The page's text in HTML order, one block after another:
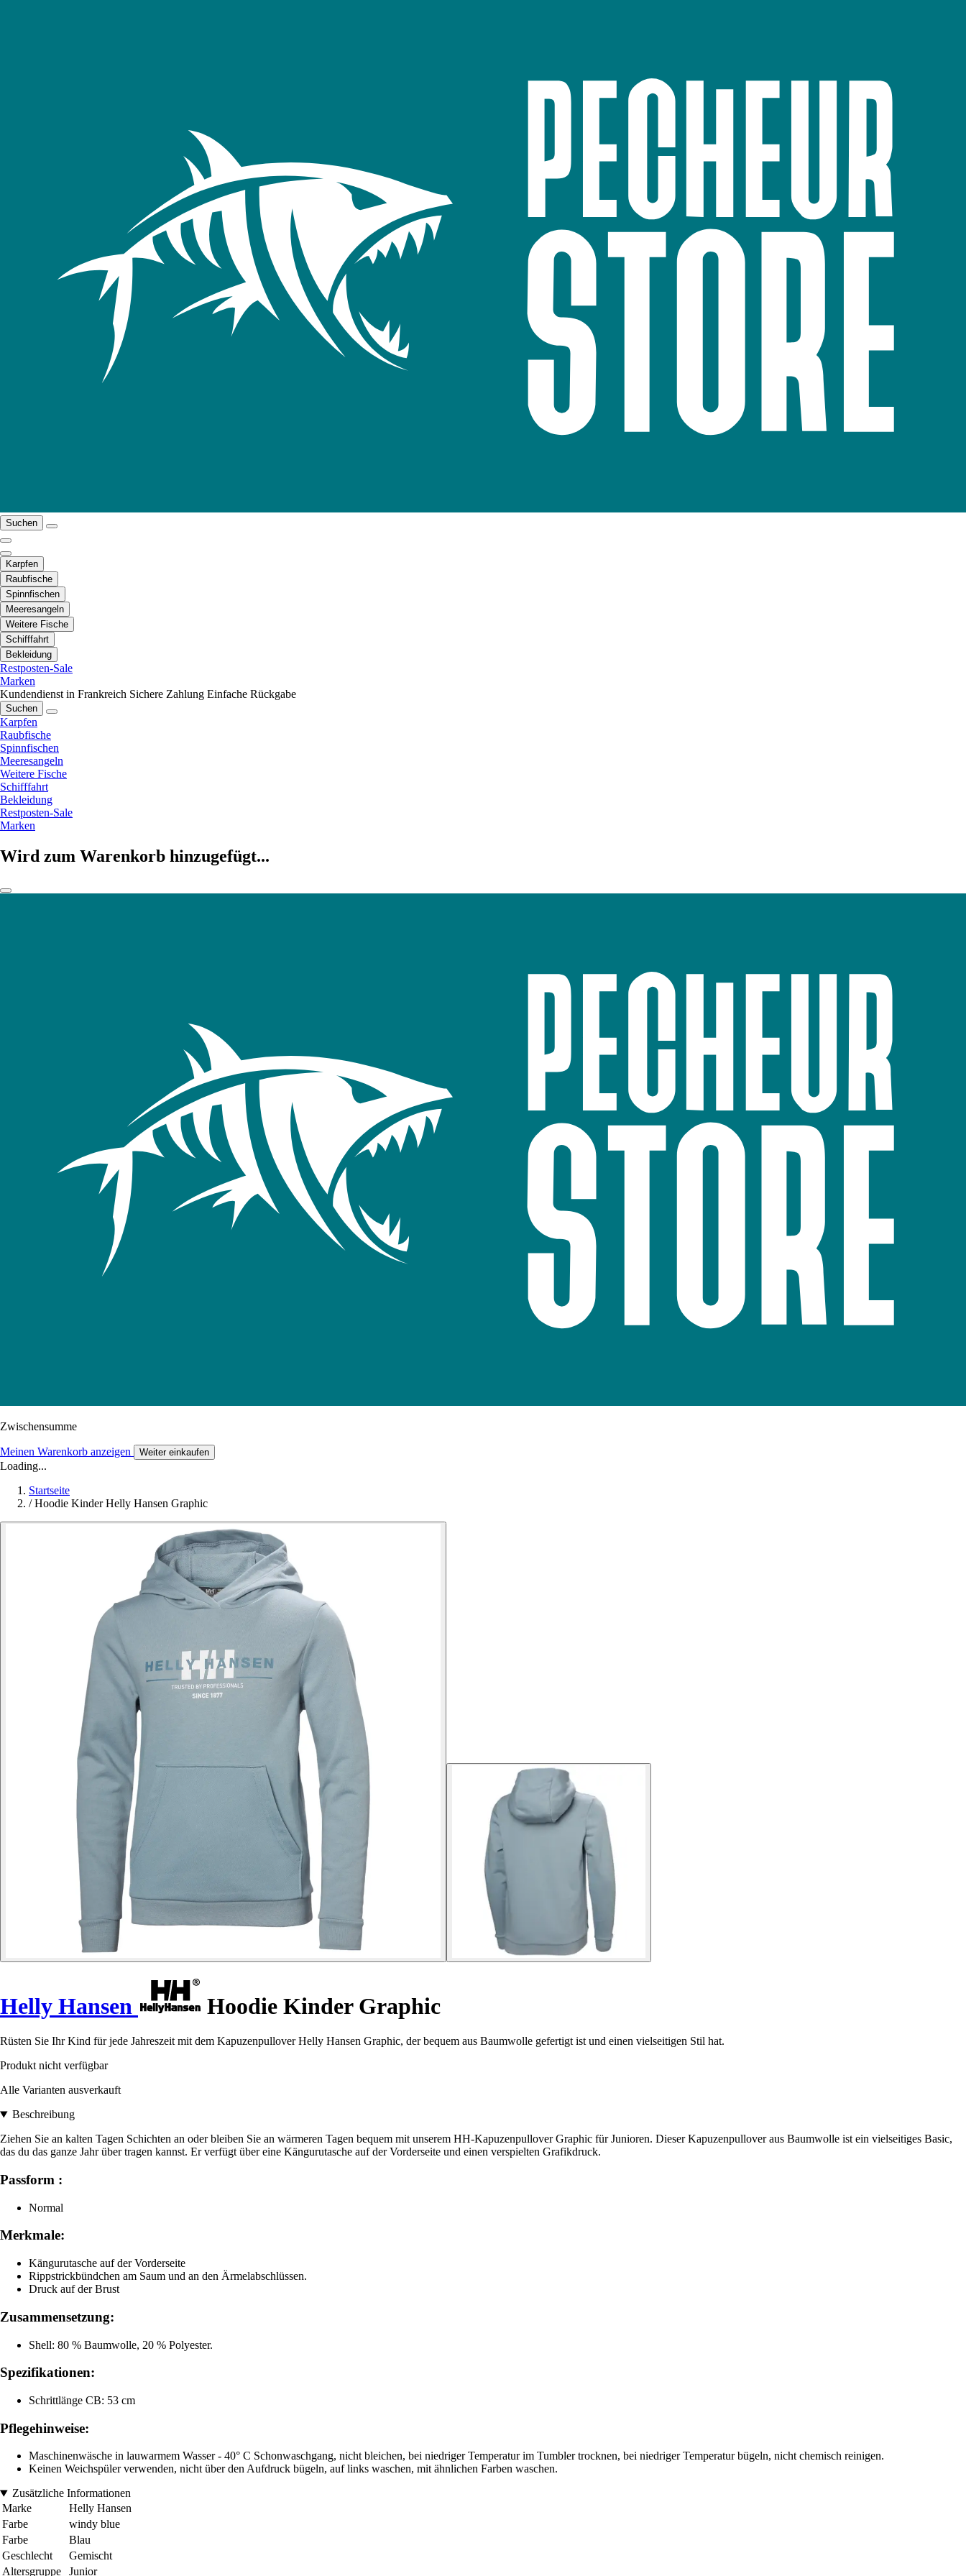
Suchen
Karpfen
Raubfische
Spinnfischen
Meeresangeln
Weitere Fische
Schifffahrt
Bekleidung
Restposten-Sale
Marken
Kundendienst in Frankreich Sichere Zahlung Einfache Rückgabe
Suchen
Karpfen
Raubfische
Spinnfischen
Meeresangeln
Weitere Fische
Schifffahrt
Bekleidung
Restposten-Sale
Marken
Wird zum Warenkorb hinzugefügt...
Zwischensumme
Meinen Warenkorb anzeigen Weiter einkaufen
Loading...
Startseite
/ Hoodie Kinder Helly Hansen Graphic
Helly Hansen Hoodie Kinder Graphic
Rüsten Sie Ihr Kind für jede Jahreszeit mit dem Kapuzenpullover Helly Hansen Graphic, der bequem aus Baumwolle gefertigt ist und einen vielseitigen Stil hat.
Produkt nicht verfügbar
Alle Varianten ausverkauft
Beschreibung
Ziehen Sie an kalten Tagen Schichten an oder bleiben Sie an wärmeren Tagen bequem mit unserem HH-Kapuzenpullover Graphic für Junioren. Dieser Kapuzenpullover aus Baumwolle ist ein vielseitiges Basic,
das du das ganze Jahr über tragen kannst. Er verfügt über eine Kängurutasche auf der Vorderseite und einen verspielten Grafikdruck.
Passform :
Normal
Merkmale:
Kängurutasche auf der Vorderseite
Rippstrickbündchen am Saum und an den Ärmelabschlüssen.
Druck auf der Brust
Zusammensetzung:
Shell: 80 % Baumwolle, 20 % Polyester.
Spezifikationen:
Schrittlänge CB: 53 cm
Pflegehinweise:
Maschinenwäsche in lauwarmem Wasser - 40° C Schonwaschgang, nicht bleichen, bei niedriger Temperatur im Tumbler trocknen, bei niedriger Temperatur bügeln, nicht chemisch reinigen.
Keinen Weichspüler verwenden, nicht über den Aufdruck bügeln, auf links waschen, mit ähnlichen Farben waschen.
Zusätzliche Informationen
Marke
Helly Hansen
Farbe
windy blue
Farbe
Blau
Geschlecht
Gemischt
Altersgruppe
Junior